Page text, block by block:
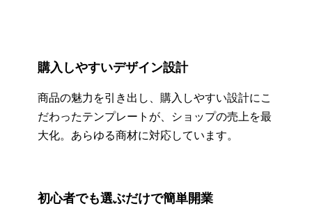
購入しやすいデザイン設計
商品の魅力を引き出し、購入しやすい設計にこ
だわったテンプレートが、ショップの売上を最
大化。あらゆる商材に対応しています。
初心者でも選ぶだけで簡単開業